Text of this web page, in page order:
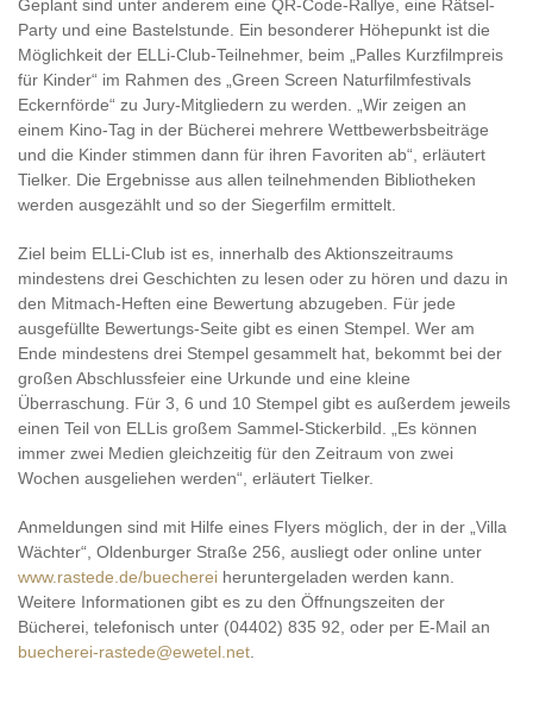
Geplant sind unter anderem eine QR-Code-Rallye, eine Rätsel-
Party und eine Bastelstunde. Ein besonderer Höhepunkt ist die
Möglichkeit der ELLi-Club-Teilnehmer, beim „Palles Kurzfilmpreis
für Kinder“ im Rahmen des „Green Screen Naturfilmfestivals
Eckernförde“ zu Jury-Mitgliedern zu werden. „Wir zeigen an
einem Kino-Tag in der Bücherei mehrere Wettbewerbsbeiträge
und die Kinder stimmen dann für ihren Favoriten ab“, erläutert
Tielker. Die Ergebnisse aus allen teilnehmenden Bibliotheken
werden ausgezählt und so der Siegerfilm ermittelt.
Ziel beim ELLi-Club ist es, innerhalb des Aktionszeitraums
mindestens drei Geschichten zu lesen oder zu hören und dazu in
den Mitmach-Heften eine Bewertung abzugeben. Für jede
ausgefüllte Bewertungs-Seite gibt es einen Stempel. Wer am
Ende mindestens drei Stempel gesammelt hat, bekommt bei der
großen Abschlussfeier eine Urkunde und eine kleine
Überraschung. Für 3, 6 und 10 Stempel gibt es außerdem jeweils
einen Teil von ELLis großem Sammel-Stickerbild. „Es können
immer zwei Medien gleichzeitig für den Zeitraum von zwei
Wochen ausgeliehen werden“, erläutert Tielker.
Anmeldungen sind mit Hilfe eines Flyers möglich, der in der „Villa
Wächter“, Oldenburger Straße 256, ausliegt oder online unter
www.rastede.de/buecherei heruntergeladen werden kann.
Weitere Informationen gibt es zu den Öffnungszeiten der
Bücherei, telefonisch unter (04402) 835 92, oder per E-Mail an
buecherei-rastede@ewetel.net